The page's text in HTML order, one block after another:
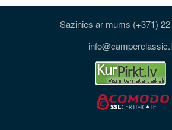
Sazinies ar mums (+371)